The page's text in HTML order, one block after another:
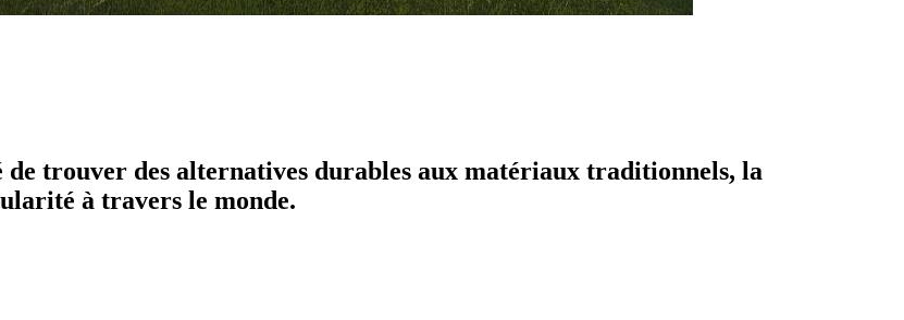
de trouver des alternatives durables aux matériaux traditionnels, la
à travers le monde.